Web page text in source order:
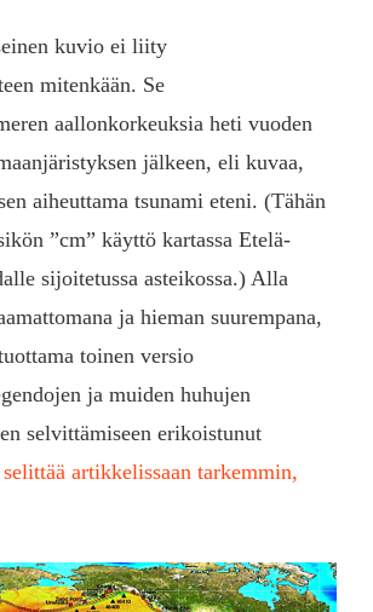
kuvio ei liity
mitenkään. Se
aallonkorkeuksia heti vuoden
jälkeen, eli kuvaa,
aiheuttama tsunami eteni. (Tähän
”cm” käyttö kartassa Etelä-
sijoitetussa asteikossa.) Alla
ja hieman suurempana,
toinen versio
ja muiden huhujen
selvittämiseen erikoistunut
selittää artikkelissaan tarkemmin,